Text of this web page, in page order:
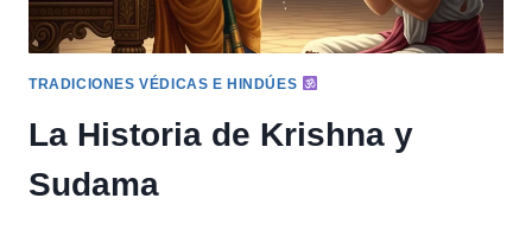
TRADICIONES VÉDICAS E HINDÚES
La Historia de Krishna y
Sudama